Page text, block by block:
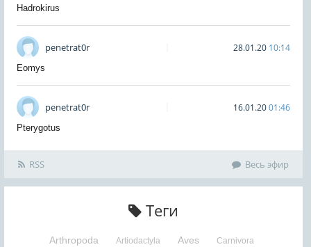
Hadrokirus
penetrat0r 28.01.20 10:14
Eomys
penetrat0r 16.01.2001:46
Pterygotus
RSS Весь эфир
Теги
Arthropoda Artiodactyla Aves
Carnivora